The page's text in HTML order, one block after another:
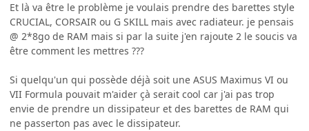
Et là va être le problème je voulais prendre des barettes style
CRUCIAL, CORSAIR ou G SKILL mais avec radiateur. je pensais
@ 2*8go de RAM mais si par la suite j'en rajoute 2 le soucis va
être comment les mettres ???
Si quelqu'un qui possède déjà soit une ASUS Maximus VI ou
VII Formula pouvait m'aider çà serait cool car j'ai pas trop
envie de prendre un dissipateur et des barettes de RAM qui
ne passerton pas avec le dissipateur.